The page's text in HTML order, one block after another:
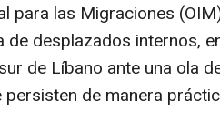
para las Migraciones
desplazados internos,
de Líbano ante una ola
de manera